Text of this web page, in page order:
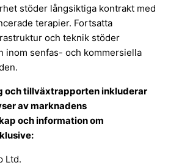
stöder långsiktiga kontrakt med
terapier. Fortsatta
och teknik stöder
inom senfas- och kommersiella
och tillväxtrapporten inkluderar
av marknadens
och information om
Ltd.